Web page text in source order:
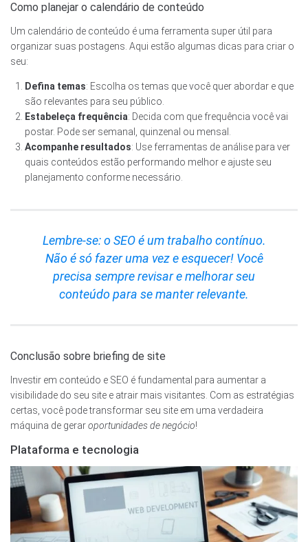
Como planejar o calendário de conteúdo
Um calendário de conteúdo é uma ferramenta super útil para
organizar suas postagens. Aqui estão algumas dicas para criar o
seu:
Defina temas: Escolha os temas que você quer abordar e que
são relevantes para seu público.
Estabeleça frequência: Decida com que frequência você vai
postar. Pode ser semanal, quinzenal ou mensal.
Acompanhe resultados: Use ferramentas de análise para ver
quais conteúdos estão performando melhor e ajuste seu
planejamento conforme necessário.
Lembre-se: o SEO é um trabalho contínuo.
Não é só fazer uma vez e esquecer! Você
precisa sempre revisar e melhorar seu
conteúdo para se manter relevante.
Conclusão sobre briefing de site
Investir em conteúdo e SEO é fundamental para aumentar a
visibilidade do seu site e atrair mais visitantes. Com as estratégias
certas, você pode transformar seu site em uma verdadeira
máquina de geraroportunidades de negócio!
Plataforma e tecnologia